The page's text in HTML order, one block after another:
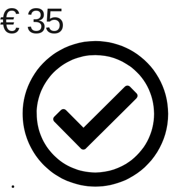
€ 35